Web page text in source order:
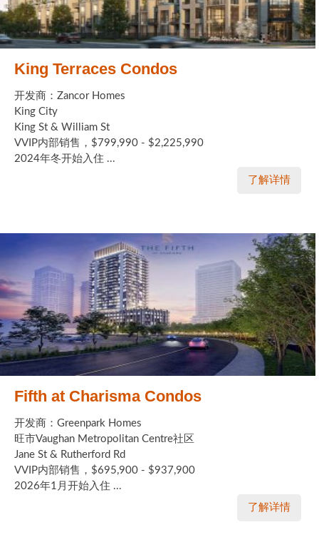
King Terraces Condos
开发商：Zancor Homes
King City
King St & William St
VVIP内部销售，$799,990 - $2,225,990
2024年冬开始入住 ...
了解详情
Fifth at Charisma Condos
开发商：Greenpark Homes
旺市Vaughan Metropolitan Centre社区
Jane St & Rutherford Rd
VVIP内部销售，$695,900 - $937,900
2026年1月开始入住 ...
了解详情